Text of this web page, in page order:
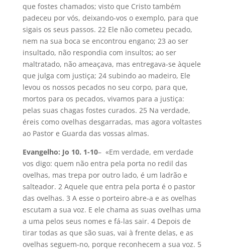
que fostes chamados; visto que Cristo também
padeceu por vós, deixando-vos o exemplo, para que
sigais os seus passos. 22 Ele não cometeu pecado,
nem na sua boca se encontrou engano; 23 ao ser
insultado, não respondia com insultos; ao ser
maltratado, não ameaçava, mas entregava-se àquele
que julga com justiça; 24 subindo ao madeiro, Ele
levou os nossos pecados no seu corpo, para que,
mortos para os pecados, vivamos para a justiça:
pelas suas chagas fostes curados. 25 Na verdade,
éreis como ovelhas desgarradas, mas agora voltastes
ao Pastor e Guarda das vossas almas.
Evangelho: Jo 10. 1-10– «Em verdade, em verdade
vos digo: quem não entra pela porta no redil das
ovelhas, mas trepa por outro lado, é um ladrão e
salteador. 2 Aquele que entra pela porta é o pastor
das ovelhas. 3 A esse o porteiro abre-a e as ovelhas
escutam a sua voz. E ele chama as suas ovelhas uma
a uma pelos seus nomes e fá-las sair. 4 Depois de
tirar todas as que são suas, vai à frente delas, e as
ovelhas seguem-no, porque reconhecem a sua voz. 5